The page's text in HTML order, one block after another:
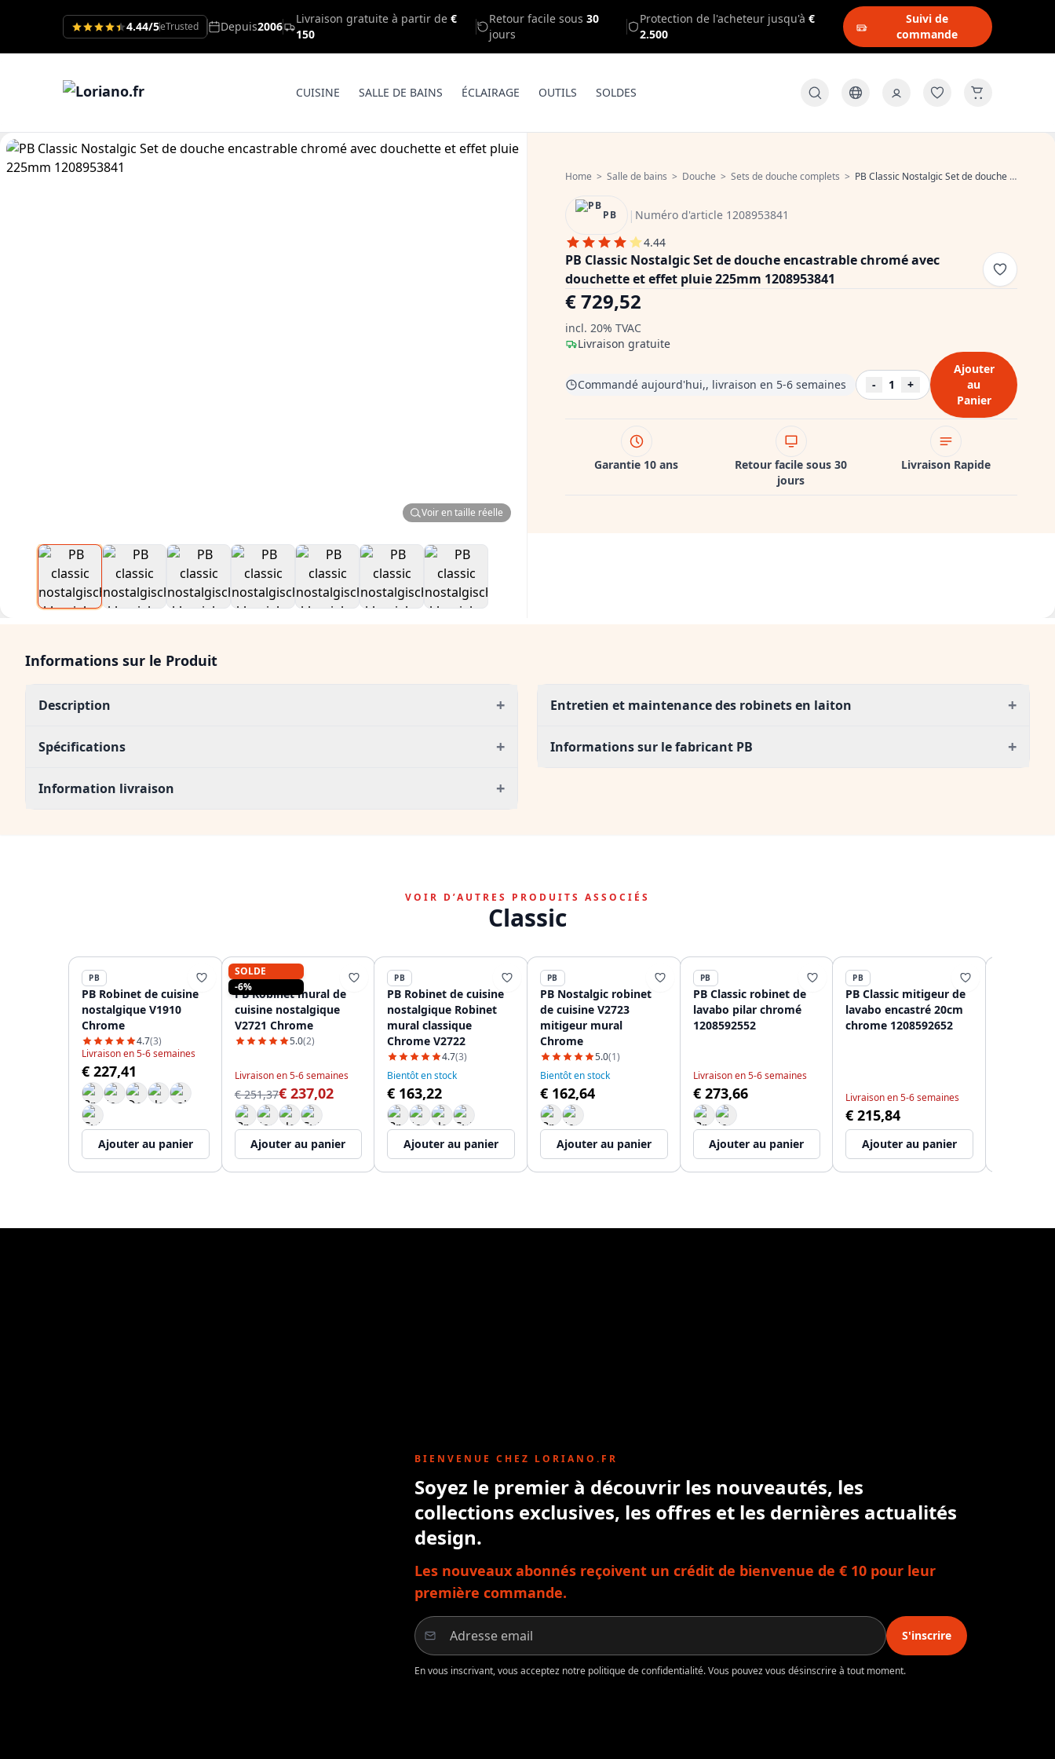
4.44/5eTrusted Depuis2006
Livraison gratuite à partir de €
150
Retour facile sous 30
jours
Protection de l'acheteur jusqu'à €
2.500
Suivi de
commande
CUISINE SALLE DE BAINS ÉCLAIRAGE OUTILS SOLDES
Voir en taille réelle
Home > Salle de bains > Douche > Sets de douche complets > PB Classic Nostalgic Set de douche encastrable chromé avec douchette et effet pluie 225mm 1208953841
PB | Numéro d'article 1208953841
4.44
PB Classic Nostalgic Set de douche encastrable chromé avec
douchette et effet pluie 225mm 1208953841
€ 729,52
incl. 20% TVAC
Livraison gratuite
Commandé aujourd'hui,, livraison en 5-6 semaines - 1 +
Ajouter
au
Panier
Garantie 10 ans
Retour facile sous 30
jours
Livraison Rapide
Informations sur le Produit
Description +
Spécifications +
Information livraison +
Entretien et maintenance des robinets en laiton +
Informations sur le fabricant PB +
VOIR D’AUTRES PRODUITS ASSOCIÉS
Classic
PB
PB Robinet de cuisine
nostalgique V1910
Chrome
4.7(3)
Livraison en 5-6 semaines
€ 227,41
Ajouter au panier
SOLDE
-6%
PB
PB Robinet mural de
cuisine nostalgique
V2721 Chrome
5.0(2)
Livraison en 5-6 semaines
€ 251,37€ 237,02
Ajouter au panier
PB
PB Robinet de cuisine
nostalgique Robinet
mural classique
Chrome V2722
4.7(3)
Bientôt en stock
€ 163,22
Ajouter au panier
PB
PB Nostalgic robinet
de cuisine V2723
mitigeur mural
Chrome
5.0(1)
Bientôt en stock
€ 162,64
Ajouter au panier
PB
PB Classic robinet de
lavabo pilar chromé
1208592552
Livraison en 5-6 semaines
€ 273,66
Ajouter au panier
PB
PB Classic mitigeur de
lavabo encastré 20cm
chrome 1208592652
Livraison en 5-6 semaines
€ 215,84
Ajouter au panier
BIENVENUE CHEZ LORIANO.FR
Soyez le premier à découvrir les nouveautés, les
collections exclusives, les offres et les dernières actualités
design.
Les nouveaux abonnés reçoivent un crédit de bienvenue de € 10 pour leur
première commande.
S'inscrire
En vous inscrivant, vous acceptez notre politique de confidentialité. Vous pouvez vous désinscrire à tout moment.